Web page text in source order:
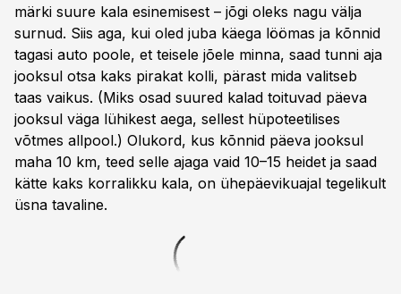
märki suure kala esinemisest – jõgi oleks nagu välja
surnud. Siis aga, kui oled juba käega löömas ja kõnnid
tagasi auto poole, et teisele jõele minna, saad tunni aja
jooksul otsa kaks pirakat kolli, pärast mida valitseb
taas vaikus. (Miks osad suured kalad toituvad päeva
jooksul väga lühikest aega, sellest hüpoteetilises
võtmes allpool.) Olukord, kus kõnnid päeva jooksul
maha 10 km, teed selle ajaga vaid 10–15 heidet ja saad
kätte kaks korralikku kala, on ühepäevikuajal tegelikult
üsna tavaline.